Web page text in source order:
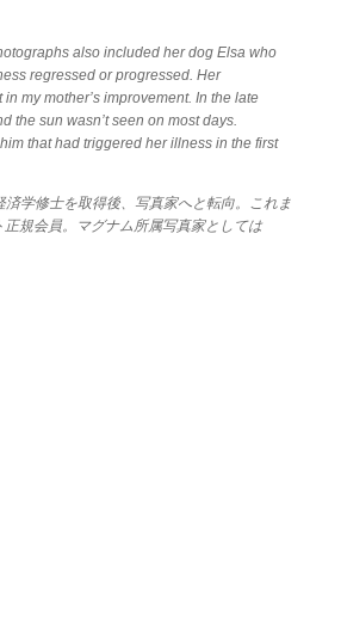
also included her dog Elsa who
regressed or progressed. Her
my mother’s improvement. In the late
the sun wasn’t seen on most days.
that had triggered her illness in the first
学修士を取得後、写真家へと転向。これま
規会員。マグナム所属写真家としては